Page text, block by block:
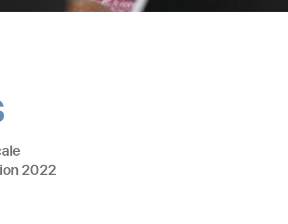
Musique
2022